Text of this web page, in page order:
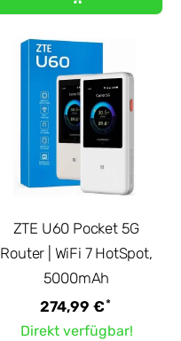
ZTE U60 Pocket 5G
Router | WiFi 7 HotSpot,
5000mAh
274,99 €*
Direkt verfügbar!